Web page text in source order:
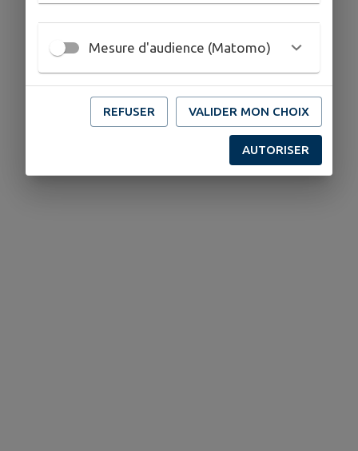
Mesure d'audience (Matomo)
REFUSER VALIDER MON CHOIX
AUTORISER